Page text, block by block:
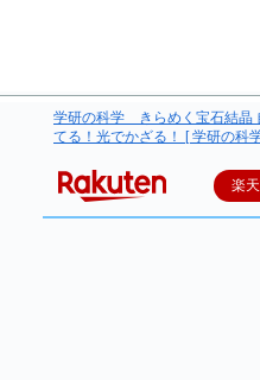
学研の科学 きらめく宝石結晶
てる！光でかざる！ [ 学研の科
楽